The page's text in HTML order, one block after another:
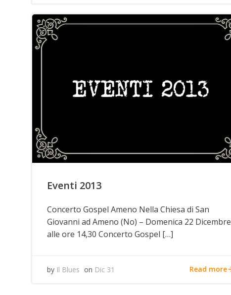
Eventi 2013
Concerto Gospel Ameno Nella Chiesa di San
Giovanni ad Ameno (No) – Domenica 22 Dicembre
alle ore 14,30 Concerto Gospel […]
by Il Blues on Dic 31 Read more